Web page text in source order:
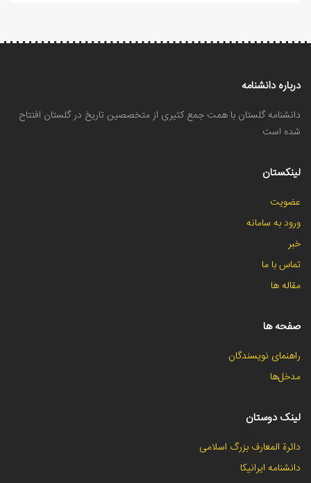
درباره دانشنامه
دانشنامه گلستان با همت جمع کثیری از متخصصین تاریخ در گلستان افتتاح
شده است
لینکستان
عضویت
ورود به سامانه
خبر
تماس با ما
مقاله ها
صفحه ها
راهنمای نویسندگان
مدخل‌ها
لینک دوستان
دائرة المعارف بزرگ اسلامی
دانشنامه ایرانیکا